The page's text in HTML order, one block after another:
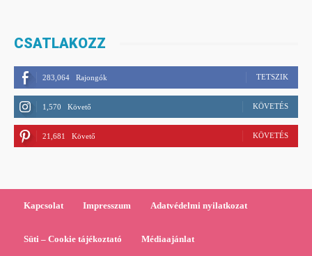
CSATLAKOZZ
283,064 Rajongók TETSZIK
1,570 Követő KÖVETÉS
21,681 Követő KÖVETÉS
Kapcsolat Impresszum Adatvédelmi nyilatkozat
Süti – Cookie tájékoztató Médiaajánlat